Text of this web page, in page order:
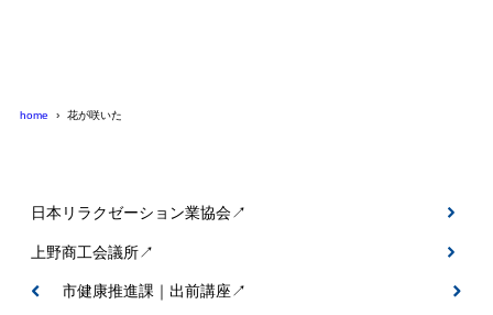
home 花が咲いた
日本リラクゼーション業協会↗
上野商工会議所↗
伊賀市健康推進課｜出前講座↗